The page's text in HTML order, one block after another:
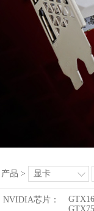
产品 > 显卡
NVIDIA芯片：